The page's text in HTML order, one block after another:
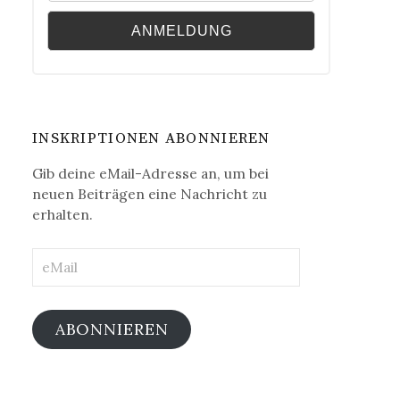
INSKRIPTIONEN ABONNIEREN
Gib deine eMail-Adresse an, um bei
neuen Beiträgen eine Nachricht zu
erhalten.
ABONNIEREN